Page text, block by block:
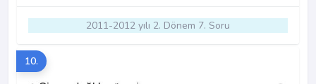
2011-2012 yılı 2. Dönem 7. Soru
10.